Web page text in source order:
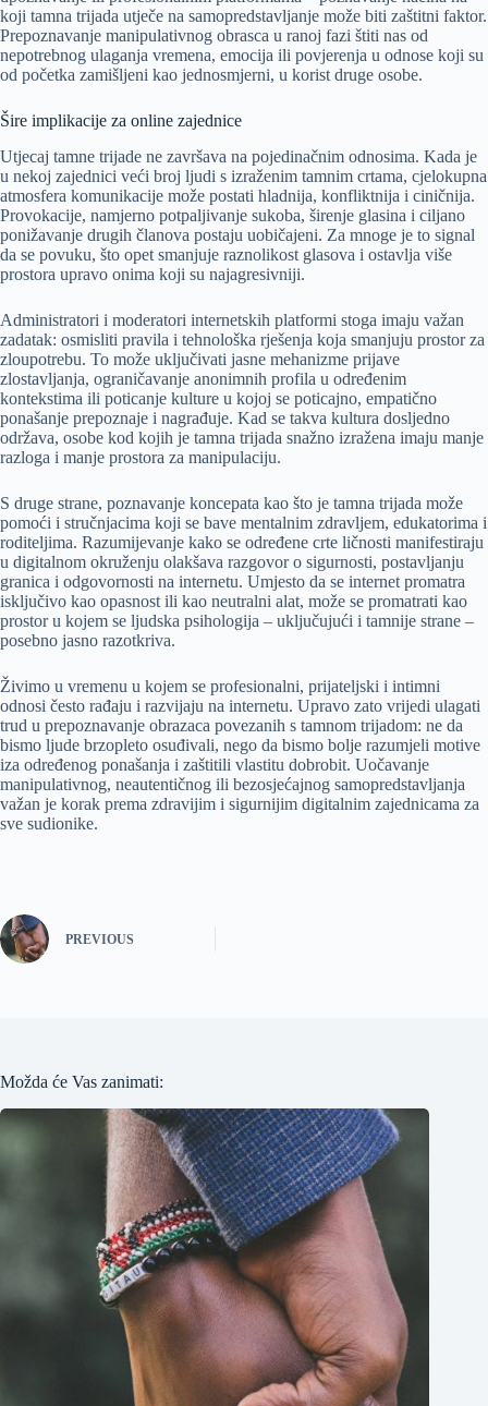
koji tamna trijada utječe na samopredstavljanje može biti zaštitni faktor.
Prepoznavanje manipulativnog obrasca u ranoj fazi štiti nas od
nepotrebnog ulaganja vremena, emocija ili povjerenja u odnose koji su
od početka zamišljeni kao jednosmjerni, u korist druge osobe.
Šire implikacije za online zajednice
Utjecaj tamne trijade ne završava na pojedinačnim odnosima. Kada je
u nekoj zajednici veći broj ljudi s izraženim tamnim crtama, cjelokupna
atmosfera komunikacije može postati hladnija, konfliktnija i ciničnija.
Provokacije, namjerno potpaljivanje sukoba, širenje glasina i ciljano
ponižavanje drugih članova postaju uobičajeni. Za mnoge je to signal
da se povuku, što opet smanjuje raznolikost glasova i ostavlja više
prostora upravo onima koji su najagresivniji.
Administratori i moderatori internetskih platformi stoga imaju važan
zadatak: osmisliti pravila i tehnološka rješenja koja smanjuju prostor za
zloupotrebu. To može uključivati jasne mehanizme prijave
zlostavljanja, ograničavanje anonimnih profila u određenim
kontekstima ili poticanje kulture u kojoj se poticajno, empatično
ponašanje prepoznaje i nagrađuje. Kad se takva kultura dosljedno
održava, osobe kod kojih je tamna trijada snažno izražena imaju manje
razloga i manje prostora za manipulaciju.
S druge strane, poznavanje koncepata kao što je tamna trijada može
pomoći i stručnjacima koji se bave mentalnim zdravljem, edukatorima i
roditeljima. Razumijevanje kako se određene crte ličnosti manifestiraju
u digitalnom okruženju olakšava razgovor o sigurnosti, postavljanju
granica i odgovornosti na internetu. Umjesto da se internet promatra
isključivo kao opasnost ili kao neutralni alat, može se promatrati kao
prostor u kojem se ljudska psihologija – uključujući i tamnije strane –
posebno jasno razotkriva.
Živimo u vremenu u kojem se profesionalni, prijateljski i intimni
odnosi često rađaju i razvijaju na internetu. Upravo zato vrijedi ulagati
trud u prepoznavanje obrazaca povezanih s tamnom trijadom: ne da
bismo ljude brzopleto osuđivali, nego da bismo bolje razumjeli motive
iza određenog ponašanja i zaštitili vlastitu dobrobit. Uočavanje
manipulativnog, neautentičnog ili bezosjećajnog samopredstavljanja
važan je korak prema zdravijim i sigurnijim digitalnim zajednicama za
sve sudionike.
PREVIOUS
Možda će Vas zanimati: